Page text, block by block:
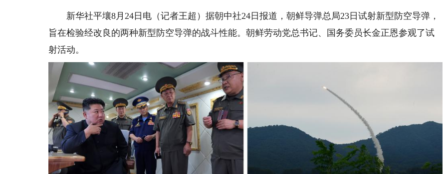
新华社平壤8月24日电（记者王超）据朝中社24日报道，朝鲜导弹总局23日试射新型防空导弹，
旨在检验经改良的两种新型防空导弹的战斗性能。朝鲜劳动党总书记、国务委员长金正恩参观了试
射活动。